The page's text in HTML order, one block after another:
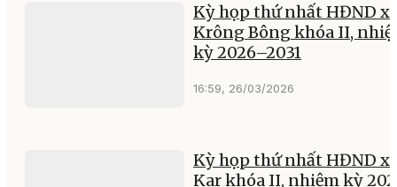
Kỳ họp thứ nhất HĐND
Krông Bông khóa II,
kỳ 2026–2031
16:59, 26/03/2026
Kỳ họp thứ nhất HĐND
Kar khóa II, nhiệm kỳ